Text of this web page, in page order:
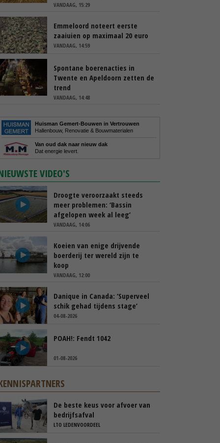
VANDAAG, 15:29
Emmeloord noteert eerste
zaaiuien op maximaal 20 euro
VANDAAG, 14:59
Spontane boerenacties in
Twente en Apeldoorn zetten de
trend
VANDAAG, 14:48
Huisman Gemert-Bouwen in Vertrouwen
Hallenbouw, Renovatie & Bouwmaterialen
Van oud dak naar nieuw dak
Dat energie levert.
VIDEO'S
Droogte veroorzaakt steeds
meer problemen: ‘Bassin
afgelopen week al leeg’
VANDAAG, 14:06
Koeien van enige drijvende
boerderij ter wereld zijn te
koop
VANDAAG, 12:00
Danique in Canada: ‘Superveel
schik gehad tijdens stage’
04-08-2026
POAH!: Fendt 1042
01-08-2026
De beste keus voor afvoer van
bedrijfsafval
LTO LEDENVOORDEEL